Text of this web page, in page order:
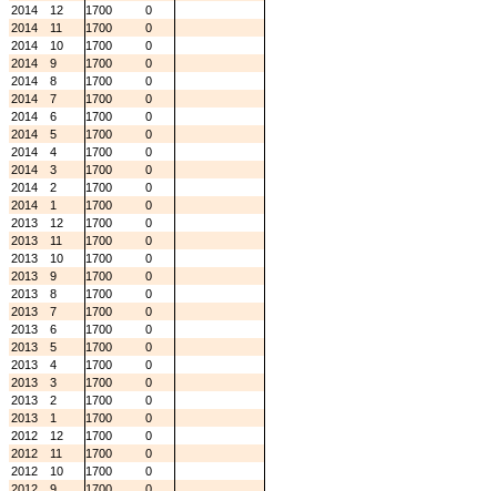
2014
12 1700
0
2014
11 1700
0
2014
10 1700
0
2014
9 1700
0
2014
8 1700
0
2014
7 1700
0
2014
6 1700
0
2014
5 1700
0
2014
4 1700
0
2014
3 1700
0
2014
2 1700
0
2014
1 1700
0
2013
12 1700
0
2013
11 1700
0
2013
10 1700
0
2013
9 1700
0
2013
8 1700
0
2013
7 1700
0
2013
6 1700
0
2013
5 1700
0
2013
4 1700
0
2013
3 1700
0
2013
2 1700
0
2013
1 1700
0
2012
12 1700
0
2012
11 1700
0
2012
10 1700
0